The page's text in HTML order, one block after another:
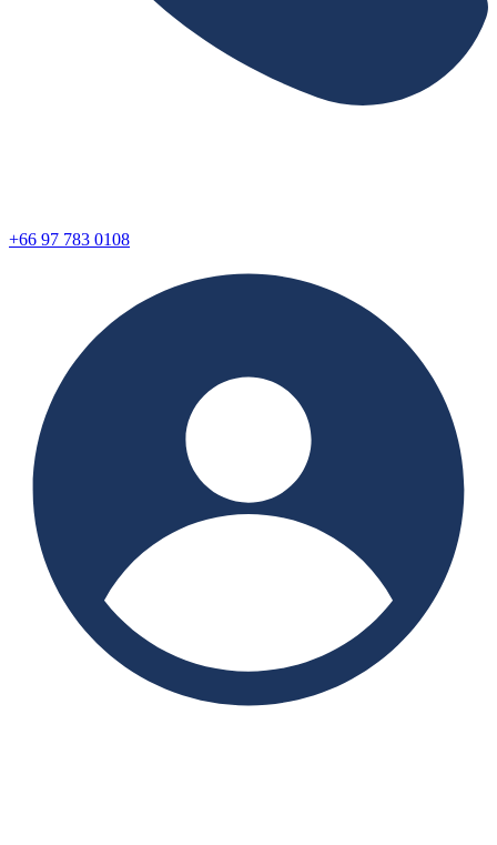
+66 97 783 0108